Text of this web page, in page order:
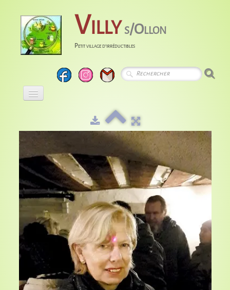
Villy s/Ollon
Petit village d'irréductibles
Albums
Entreprises
Histoire
Liens